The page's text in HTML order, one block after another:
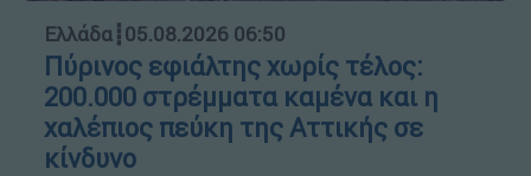
Ελλάδα┋05.08.2026 06:50
Πύρινος εφιάλτης χωρίς τέλος:
200.000 στρέμματα καμένα και η
χαλέπιος πεύκη της Αττικής σε
κίνδυνο